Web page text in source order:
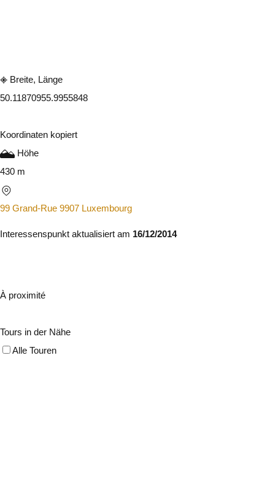
Breite, Länge
50.11870955.9955848
Koordinaten kopiert
Höhe
430 m
99 Grand-Rue 9907 Luxembourg
Interessenspunkt aktualisiert am 16/12/2014
À proximité
Tours in der Nähe
Alle Touren